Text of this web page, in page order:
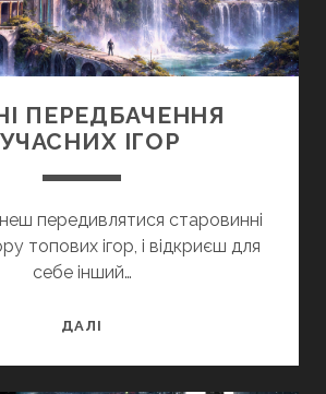
ПЕРЕДБАЧЕННЯ
ІГОР
передивлятися старовинні
топових ігор, і відкриєш для
себе інший…
ДАЛІ